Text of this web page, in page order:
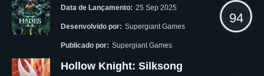
Data de Lançamento: 25 Sep 2025
Desenvolvido por: Supergiant Games
Publicado por: Supergiant Games
94
Hollow Knight: Silksong